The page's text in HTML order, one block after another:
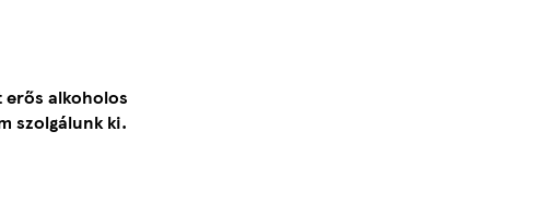
alkoholos
szolgálunk ki.